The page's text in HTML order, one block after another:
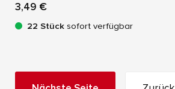
3,49 €
22 Stück sofort verfügbar